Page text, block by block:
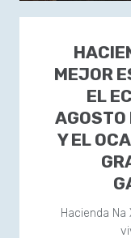
MEJOR
EL
AGOSTO
Y EL
Hacienda